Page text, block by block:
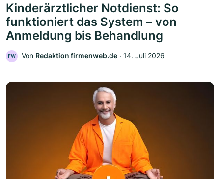
Kinderärztlicher Notdienst: So
funktioniert das System – von
Anmeldung bis Behandlung
FW Von Redaktion firmenweb.de ‧ 14. Juli 2026